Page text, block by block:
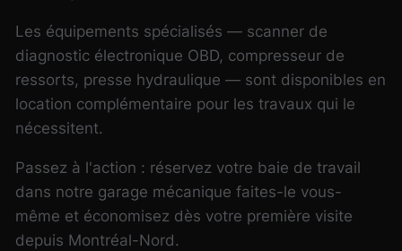
Les équipements spécialisés — scanner de
diagnostic électronique OBD, compresseur de
ressorts, presse hydraulique — sont disponibles en
location complémentaire pour les travaux qui le
nécessitent.
Passez à l'action : réservez votre baie de travail
dans notre garage mécanique faites-le vous-
même et économisez dès votre première visite
depuis Montréal-Nord.